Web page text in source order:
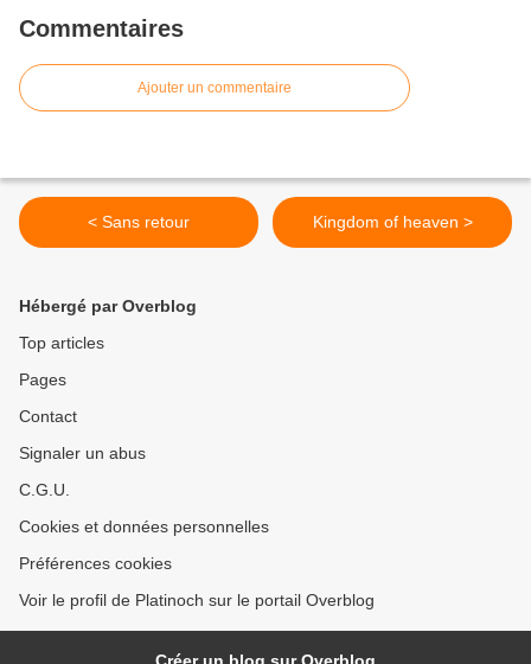
Commentaires
Ajouter un commentaire
< Sans retour Kingdom of heaven >
Hébergé par Overblog
Top articles
Pages
Contact
Signaler un abus
C.G.U.
Cookies et données personnelles
Préférences cookies
Voir le profil de Platinoch sur le portail Overblog
Créer un blog sur Overblog